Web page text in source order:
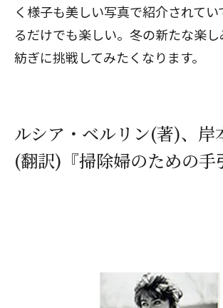
く様子も美しい写真で紹介されてい
るだけでも楽しい。冬の新たな楽
紡ぎに挑戦してみたくなります。
ルシア・ベルリン(著)、岸
(翻訳)『掃除婦のための手